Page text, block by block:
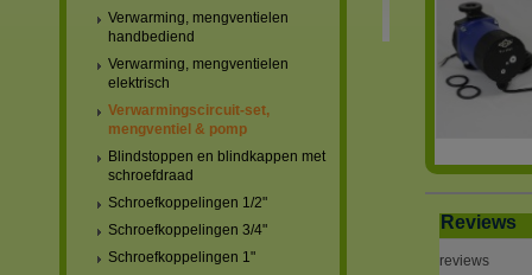
Verwarming, mengventielen
handbediend
Verwarming, mengventielen
elektrisch
Verwarmingscircuit-set,
mengventiel & pomp
Blindstoppen en blindkappen met
schroefdraad
Schroefkoppelingen 1/2"
Schroefkoppelingen 3/4"
Schroefkoppelingen 1"
Reviews
reviews